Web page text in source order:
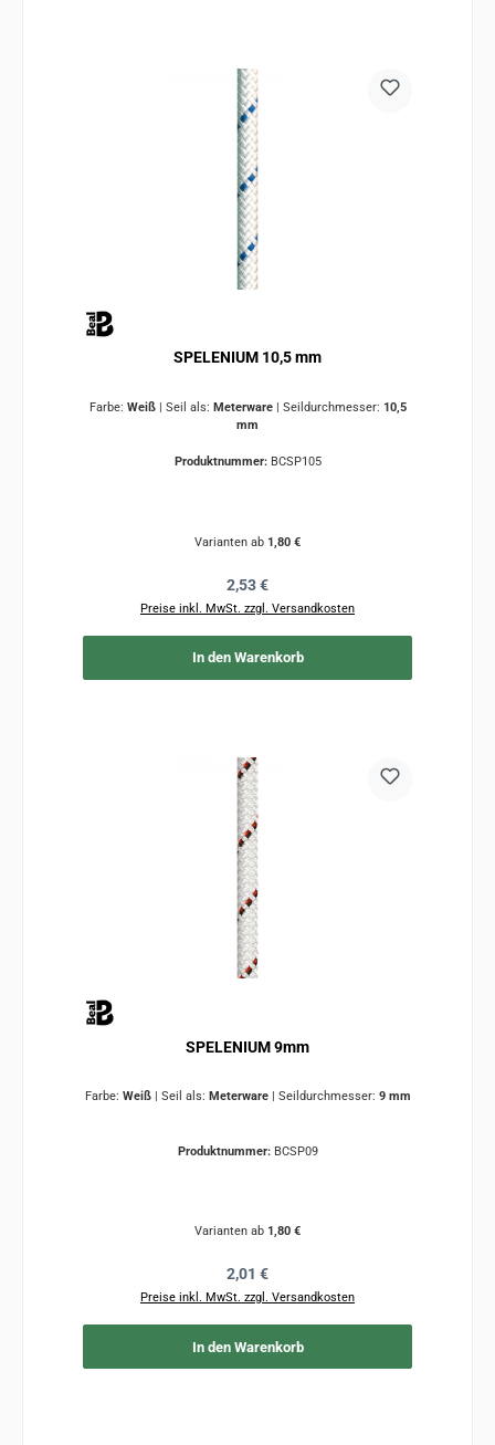
SPELENIUM 10,5 mm
Farbe: Weiß | Seil als: Meterware | Seildurchmesser: 10,5
mm
Produktnummer: BCSP105
Varianten ab 1,80 €
Regulärer Preis:
2,53 €
Preise inkl. MwSt. zzgl. Versandkosten
In den Warenkorb
SPELENIUM 9mm
Farbe: Weiß | Seil als: Meterware | Seildurchmesser: 9 mm
Produktnummer: BCSP09
Varianten ab 1,80 €
Regulärer Preis:
2,01 €
Preise inkl. MwSt. zzgl. Versandkosten
In den Warenkorb